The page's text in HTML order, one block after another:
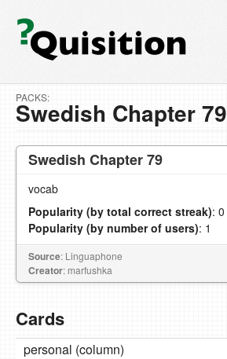
PACKS:
Swedish Chapter 79
Swedish Chapter 79
vocab
Popularity (by total correct streak): 0
Popularity (by number of users): 1
Source: Linguaphone
Creator: marfushka
Cards
personal (column)